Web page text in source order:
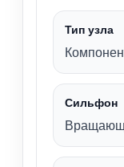
Тип узла
Сильфон